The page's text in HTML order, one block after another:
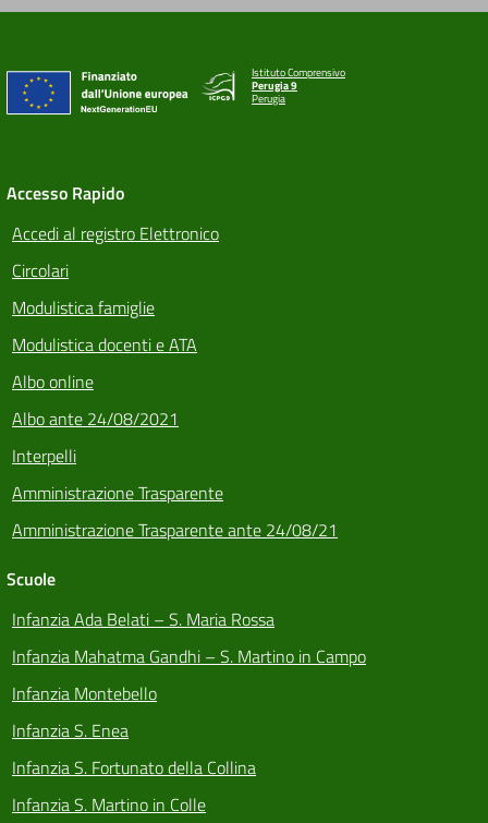
Istituto Comprensivo
Perugia 9
Perugia
Accesso Rapido
Accedi al registro Elettronico
Circolari
Modulistica famiglie
Modulistica docenti e ATA
Albo online
Albo ante 24/08/2021
Interpelli
Amministrazione Trasparente
Amministrazione Trasparente ante 24/08/21
Scuole
Infanzia Ada Belati – S. Maria Rossa
Infanzia Mahatma Gandhi – S. Martino in Campo
Infanzia Montebello
Infanzia S. Enea
Infanzia S. Fortunato della Collina
Infanzia S. Martino in Colle